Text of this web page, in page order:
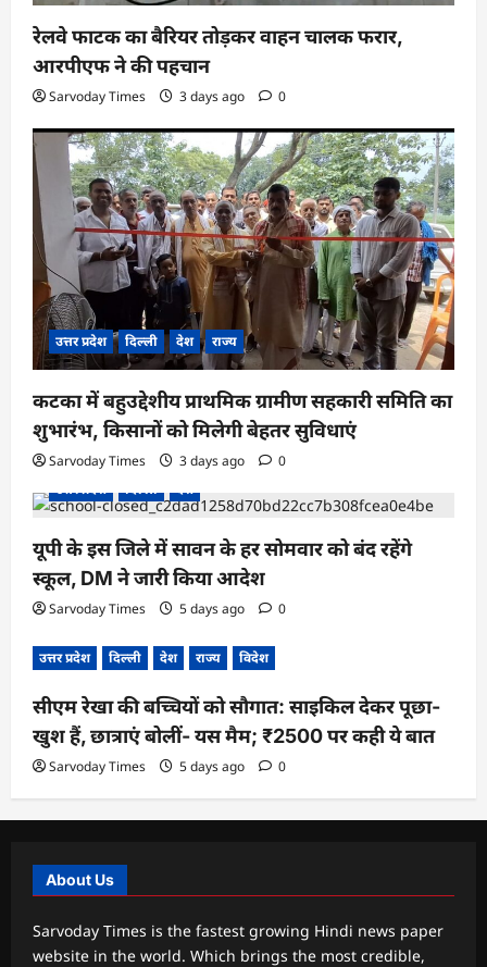
रेलवे फाटक का बैरियर तोड़कर वाहन चालक फरार,
आरपीएफ ने की पहचान
Sarvoday Times 3 days ago 0
उत्तर प्रदेश दिल्ली देश राज्य
कटका में बहुउद्देशीय प्राथमिक ग्रामीण सहकारी समिति का
शुभारंभ, किसानों को मिलेगी बेहतर सुविधाएं
Sarvoday Times 3 days ago
0
उत्तर प्रदेश
दिल्ली देश
यूपी के इस जिले में सावन के हर सोमवार को बंद रहेंगे
स्कूल, DM ने जारी किया आदेश
Sarvoday Times 5 days ago 0
उत्तर प्रदेश दिल्ली देश राज्य विदेश
सीएम रेखा की बच्चियों को सौगात: साइकिल देकर पूछा-
खुश हैं, छात्राएं बोलीं- यस मैम; ₹2500 पर कही ये बात
Sarvoday Times 5 days ago 0
About Us
Sarvoday Times is the fastest growing Hindi news paper
website in the world. Which brings the most credible,